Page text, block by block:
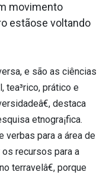
movimento
estãose voltando
e são as ciências
tea³rico, prático e
destaca
etnogra¡fica.
verbas para a área de
os recursos para a
terra­velâ€, porque